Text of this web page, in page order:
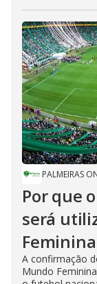
PALMEIRAS
Por que
será
A confirmação
Mundo